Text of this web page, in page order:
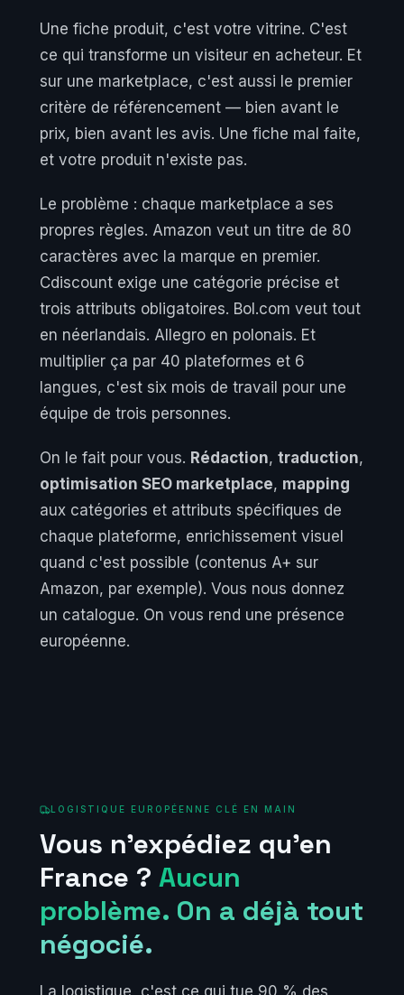
Une fiche produit, c'est votre vitrine. C'est
ce qui transforme un visiteur en acheteur. Et
sur une marketplace, c'est aussi le premier
critère de référencement — bien avant le
prix, bien avant les avis. Une fiche mal faite,
et votre produit n'existe pas.
Le problème : chaque marketplace a ses
propres règles. Amazon veut un titre de 80
caractères avec la marque en premier.
Cdiscount exige une catégorie précise et
trois attributs obligatoires. Bol.com veut tout
en néerlandais. Allegro en polonais. Et
multiplier ça par 40 plateformes et 6
langues, c'est six mois de travail pour une
équipe de trois personnes.
On le fait pour vous. Rédaction, traduction,
optimisation SEO marketplace, mapping
aux catégories et attributs spécifiques de
chaque plateforme, enrichissement visuel
quand c'est possible (contenus A+ sur
Amazon, par exemple). Vous nous donnez
un catalogue. On vous rend une présence
européenne.
LOGISTIQUE EUROPÉENNE CLÉ EN MAIN
Vous n'expédiez qu'en
France ? Aucun
problème. On a déjà tout
négocié.
La logistique, c'est ce qui tue 90 % des